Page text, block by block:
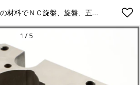
SS400,S45Cなどの材料でＮＣ旋盤、旋盤、五軸マシニングセンターなど加工機械にて加工したハードクロムメッキした精密機械加工部品、
1 / 5